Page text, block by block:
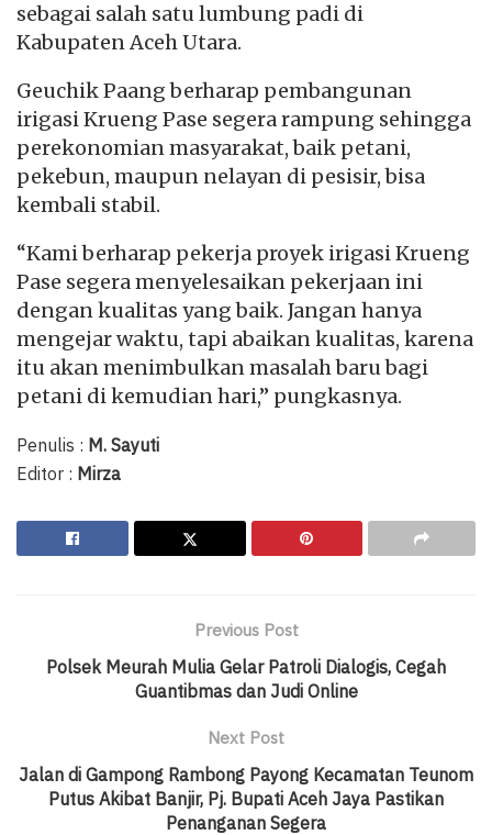
sebagai salah satu lumbung padi di
Kabupaten Aceh Utara.
Geuchik Paang berharap pembangunan
irigasi Krueng Pase segera rampung sehingga
perekonomian masyarakat, baik petani,
pekebun, maupun nelayan di pesisir, bisa
kembali stabil.
“Kami berharap pekerja proyek irigasi Krueng
Pase segera menyelesaikan pekerjaan ini
dengan kualitas yang baik. Jangan hanya
mengejar waktu, tapi abaikan kualitas, karena
itu akan menimbulkan masalah baru bagi
petani di kemudian hari,” pungkasnya.
Penulis : M. Sayuti
Editor : Mirza
Previous Post
Polsek Meurah Mulia Gelar Patroli Dialogis, Cegah
Guantibmas dan Judi Online
Next Post
Jalan di Gampong Rambong Payong Kecamatan Teunom
Putus Akibat Banjir, Pj. Bupati Aceh Jaya Pastikan
Penanganan Segera